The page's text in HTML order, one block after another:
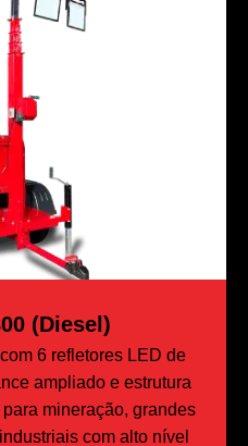
(Diesel)
6 refletores LED de
ampliado e estrutura
mineração, grandes
com alto nível